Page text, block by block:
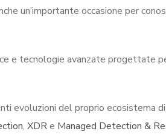
un’importante occasione per
e tecnologie avanzate progettate
evoluzioni del proprio ecosistema di
, XDRe Managed Detection &